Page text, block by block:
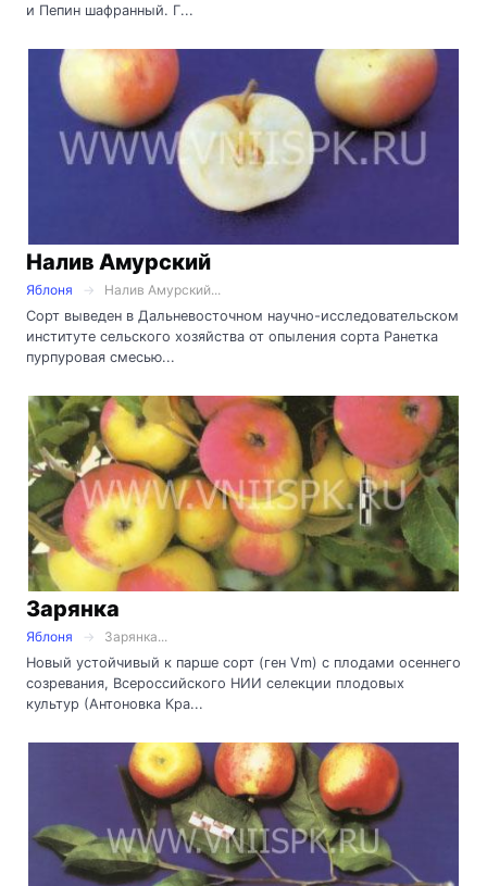
и Пепин шафранный. Г...
Налив Амурский
Яблоня
Налив Амурский...
Сорт выведен в Дальневосточном научно-исследовательском
институте сельского хозяйства от опыления сорта Ранетка
пурпуровая смесью...
Зарянка
Яблоня
Зарянка...
Новый устойчивый к парше сорт (ген Vm) с плодами осеннего
созревания, Всероссийского НИИ селекции плодовых
культур (Антоновка Кра...